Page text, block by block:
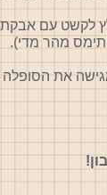
לקשט עם אבקת
מהר מדי).
את הסופלה